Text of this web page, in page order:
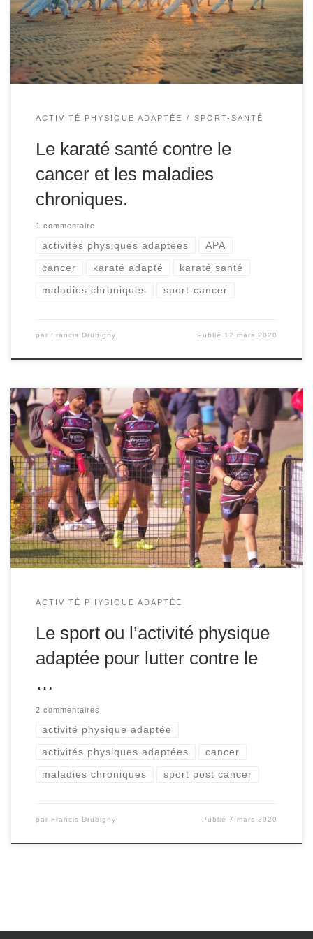
contre un cancer peuvent ressentir les bienfaits de
pratiquer une activité physique ou sportive régulière, tant
qu’elle […]
ACTIVITÉ PHYSIQUE ADAPTÉE SPORT-SANTÉ
Le karaté santé contre le
cancer et les maladies
chroniques.
1 commentaire
activités physiques adaptées APA
cancer karaté adapté karaté santé
maladies chroniques sport-cancer
par Francis Drubigny Publié 12 mars 2020
Il existe trois périodes différentes pour lutter contre le
cancer avec le sport ou la pratique d’activités physiques
adaptées. En effet, nous pouvons agir en prévention,
pendant ou post cancer. Pratique de l’activité physique ou
sportive en prévention du cancer. Lorsque nous
pratiquons une activité physique ou sportive de façon […]
ACTIVITÉ PHYSIQUE ADAPTÉE
Le sport ou l’activité physique
adaptée pour lutter contre le
…
2 commentaires
activité physique adaptée
activités physiques adaptées cancer
maladies chroniques sport post cancer
par Francis Drubigny Publié7 mars 2020